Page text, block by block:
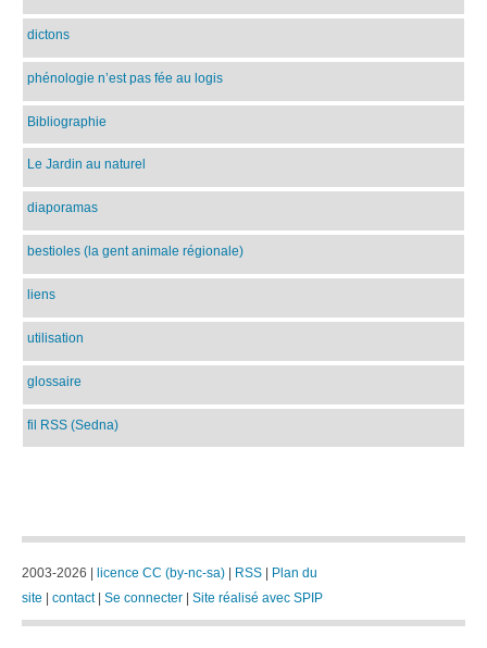
dictons
phénologie n’est pas fée au logis
Bibliographie
Le Jardin au naturel
diaporamas
bestioles (la gent animale régionale)
liens
utilisation
glossaire
fil RSS (Sedna)
2003-2026 | licence CC (by-nc-sa) | RSS | Plan du
site | contact| Se connecter | Site réalisé avec SPIP